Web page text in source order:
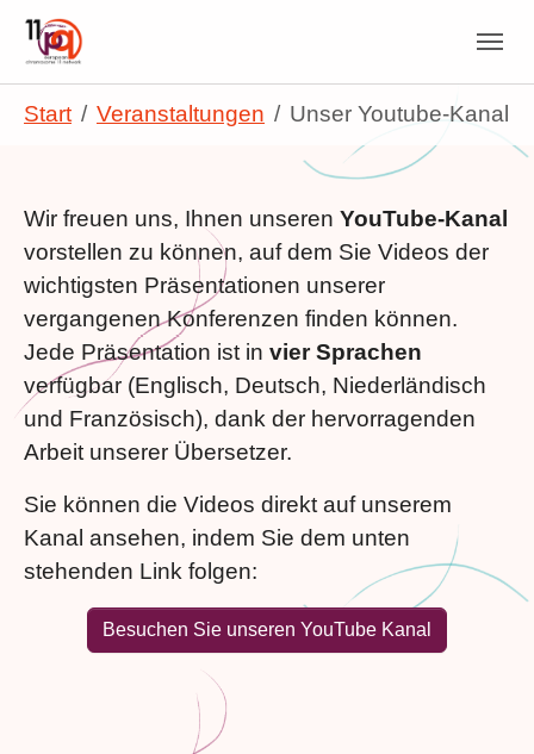
Skip to main navigation
Zum Hauptinhalt springen
Skip to page footer
Start Veranstaltungen Unser Youtube-Kanal
Wir freuen uns, Ihnen unseren YouTube-Kanal
vorstellen zu können, auf dem Sie Videos der
wichtigsten Präsentationen unserer
vergangenen Konferenzen finden können.
Jede Präsentation ist in vier Sprachen
verfügbar (Englisch, Deutsch, Niederländisch
und Französisch), dank der hervorragenden
Arbeit unserer Übersetzer.
Sie können die Videos direkt auf unserem
Kanal ansehen, indem Sie dem unten
stehenden Link folgen:
Besuchen Sie unseren YouTube Kanal